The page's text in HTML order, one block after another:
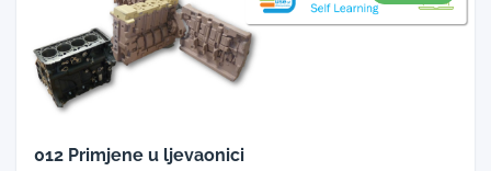
012 Primjene u ljevaonici